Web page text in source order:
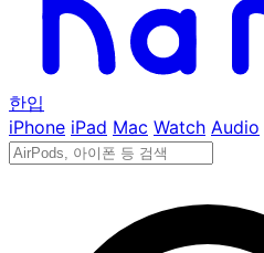
한입
iPhone iPad Mac Watch Audio